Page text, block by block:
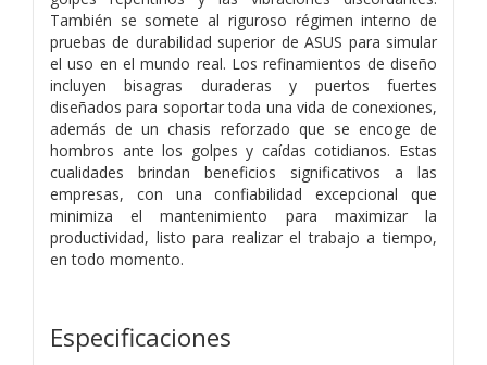
También se somete al riguroso régimen interno de
pruebas de durabilidad superior de ASUS para simular
el uso en el mundo real. Los refinamientos de diseño
incluyen bisagras duraderas y puertos fuertes
diseñados para soportar toda una vida de conexiones,
además de un chasis reforzado que se encoge de
hombros ante los golpes y caídas cotidianos. Estas
cualidades brindan beneficios significativos a las
empresas, con una confiabilidad excepcional que
minimiza el mantenimiento para maximizar la
productividad, listo para realizar el trabajo a tiempo,
en todo momento.
Especificaciones